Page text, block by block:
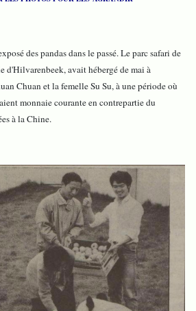
des pandas dans le passé. Le parc safari de
d'Hilvarenbeek, avait hébergé de mai à
Chuan et la femelle Su Su, à une période où
monnaie courante en contrepartie du
à la Chine.